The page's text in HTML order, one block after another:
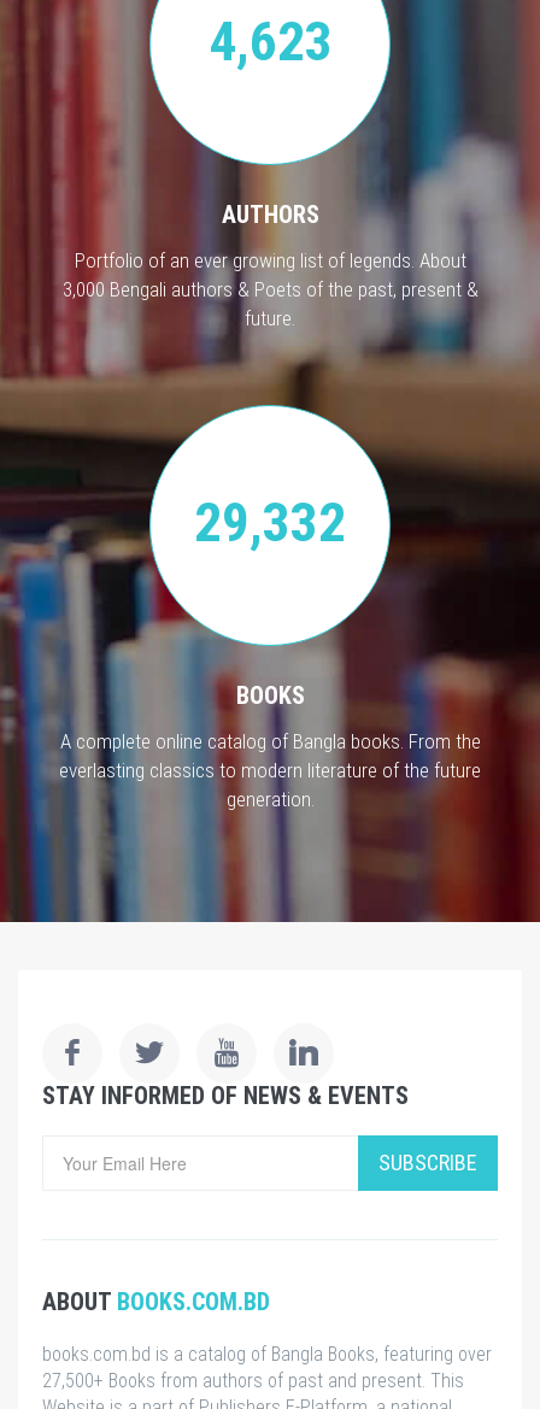
4,623
AUTHORS
Portfolio of an ever growing list of legends. About
3,000 Bengali authors & Poets of the past, present &
future.
29,332
BOOKS
A complete online catalog of Bangla books. From the
everlasting classics to modern literature of the future
generation.
STAY INFORMED OF NEWS & EVENTS
SUBSCRIBE
ABOUT BOOKS.COM.BD
books.com.bd is a catalog of Bangla Books, featuring over
27,500+ Books from authors of past and present. This